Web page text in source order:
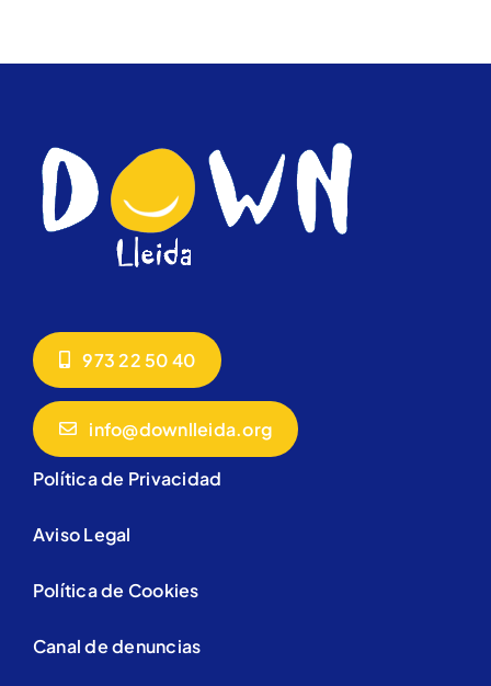
973 22 50 40
info@downlleida.org
Política de Privacidad
Aviso Legal
Política de Cookies
Canal de denuncias